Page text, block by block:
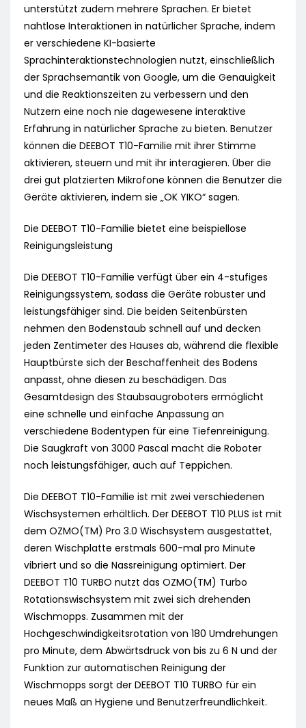
unterstützt zudem mehrere Sprachen. Er bietet
nahtlose Interaktionen in natürlicher Sprache, indem
er verschiedene KI-basierte
Sprachinteraktionstechnologien nutzt, einschließlich
der Sprachsemantik von Google, um die Genauigkeit
und die Reaktionszeiten zu verbessern und den
Nutzern eine noch nie dagewesene interaktive
Erfahrung in natürlicher Sprache zu bieten. Benutzer
können die DEEBOT T10-Familie mit ihrer Stimme
aktivieren, steuern und mit ihr interagieren. Über die
drei gut platzierten Mikrofone können die Benutzer die
Geräte aktivieren, indem sie „OK YIKO“ sagen.
Die DEEBOT T10-Familie bietet eine beispiellose
Reinigungsleistung
Die DEEBOT T10-Familie verfügt über ein 4-stufiges
Reinigungssystem, sodass die Geräte robuster und
leistungsfähiger sind. Die beiden Seitenbürsten
nehmen den Bodenstaub schnell auf und decken
jeden Zentimeter des Hauses ab, während die flexible
Hauptbürste sich der Beschaffenheit des Bodens
anpasst, ohne diesen zu beschädigen. Das
Gesamtdesign des Staubsaugroboters ermöglicht
eine schnelle und einfache Anpassung an
verschiedene Bodentypen für eine Tiefenreinigung.
Die Saugkraft von 3000 Pascal macht die Roboter
noch leistungsfähiger, auch auf Teppichen.
Die DEEBOT T10-Familie ist mit zwei verschiedenen
Wischsystemen erhältlich. Der DEEBOT T10 PLUS ist mit
dem OZMO(TM) Pro 3.0 Wischsystem ausgestattet,
deren Wischplatte erstmals 600-mal pro Minute
vibriert und so die Nassreinigung optimiert. Der
DEEBOT T10 TURBO nutzt das OZMO(TM) Turbo
Rotationswischsystem mit zwei sich drehenden
Wischmopps. Zusammen mit der
Hochgeschwindigkeitsrotation von 180 Umdrehungen
pro Minute, dem Abwärtsdruck von bis zu 6 N und der
Funktion zur automatischen Reinigung der
Wischmopps sorgt der DEEBOT T10 TURBO für ein
neues Maß an Hygiene und Benutzerfreundlichkeit.